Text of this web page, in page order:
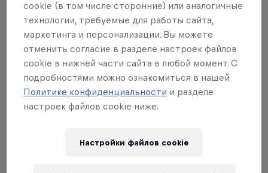
cookie (в том числе сторонние) или аналогичные
технологии, требуемые для работы сайта,
маркетинга и персонализации. Вы можете
отменить согласие в разделе настроек файлов
cookie в нижней части сайта в любой момент. С
подробностями можно ознакомиться в нашей
Политике конфиденциальности и разделе
настроек файлов cookie ниже.
Настройки файлов cookie